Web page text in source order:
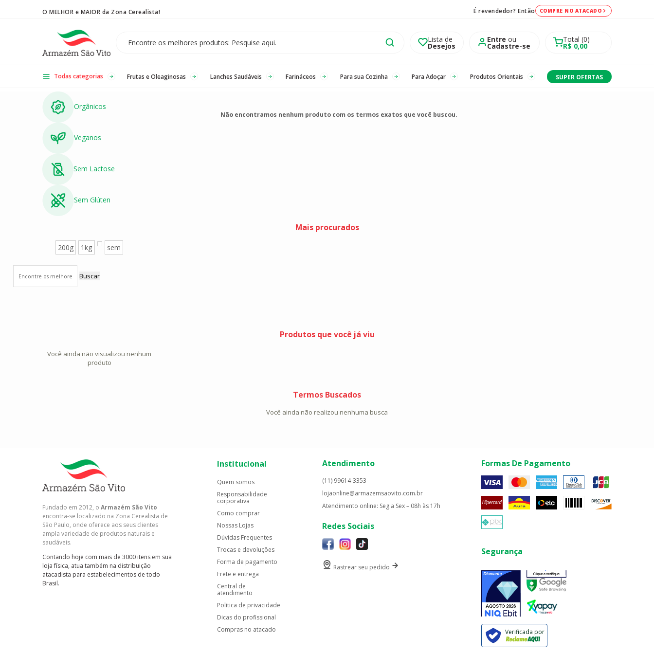
O MELHOR e MAIOR da Zona Cerealista!
É revendedor? Então COMPRE NO ATACADO
Lista de
Desejos
Entre ou
Cadastre-se
Total 0
R$ 0,00
Todas categorias Frutas e Oleaginosas Lanches Saudáveis Farináceos Para sua Cozinha Para Adoçar Produtos Orientais SUPER OFERTAS
Orgânicos
Veganos
Sem Lactose
Sem Glúten
Não encontramos nenhum produto com os termos exatos que você buscou.
Mais procurados
200g 1kg sem
Buscar
Produtos que você já viu
Você ainda não visualizou nenhum
produto
Termos Buscados
Você ainda não realizou nenhuma busca
Fundado em 2012, o Armazém São Vito
encontra-se localizado na Zona Cerealista de
São Paulo, onde oferece aos seus clientes
ampla variedade de produtos naturais e
saudáveis.
Contando hoje com mais de 3000 itens em sua
loja física, atua também na distribuição
atacadista para estabelecimentos de todo
Brasil.
Institucional
Quem somos
Responsabilidade
corporativa
Como comprar
Nossas Lojas
Dúvidas Frequentes
Trocas e devoluções
Forma de pagamento
Frete e entrega
Central de
atendimento
Politica de privacidade
Dicas do profissional
Compras no atacado
Atendimento
(11) 99614-3353
lojaonline@armazemsaovito.com.br
Atendimento online: Seg a Sex – 08h às 17h
Redes Sociais
Rastrear seu pedido
Formas De Pagamento
Segurança
Verificada por